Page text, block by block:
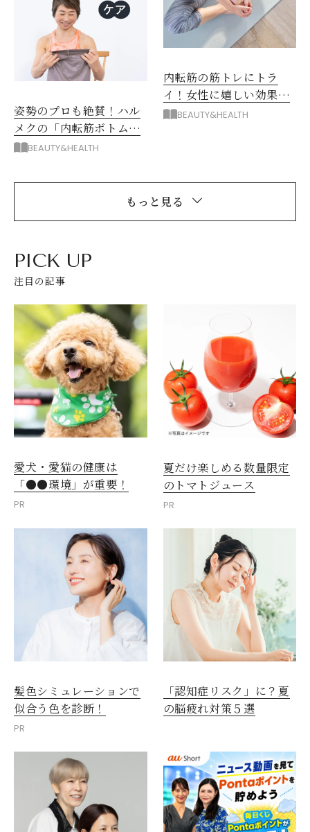
姿勢のプロも絶賛！ハル
メクの「内転筋ボトム」
とは？BEAUTY&HEALTH
内転筋の筋トレにトラ
イ！女性に嬉しい効果が
たくさん
BEAUTY&HEALTH
もっと見る
PICK UP
注目の記事
愛犬・愛猫の健康は
「●●環境」が重要！
PR
夏だけ楽しめる数量限定
のトマトジュース
PR
髪色シミュレーションで
似合う色を診断！
PR
「認知症リスク」に？夏
の脳疲れ対策５選